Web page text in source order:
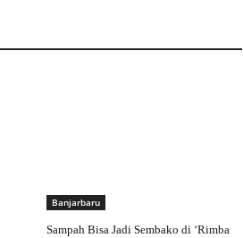
Banjarbaru
Sampah Bisa Jadi Sembako di ‘Rimba